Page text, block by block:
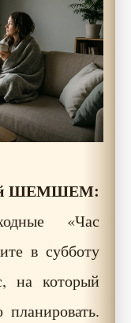
ШЕМШЕМ:
«Час
в субботу
на который